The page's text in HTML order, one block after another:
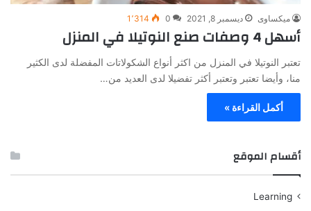
ميكساوى ديسمبر 8, 2021 0 1٬314
أسهل 4 وصفات صنع النوتيلا في المنزل
تعتبر النوتيلا في المنزل من اكثر أنواع الشكولاتات المفضلة لدى الكثير
منا، وأيضا تعتبر وتعتبر أكثر تفضيلا لدى العديد من…
أكمل القراءة »
أقسام الموقع
Learning